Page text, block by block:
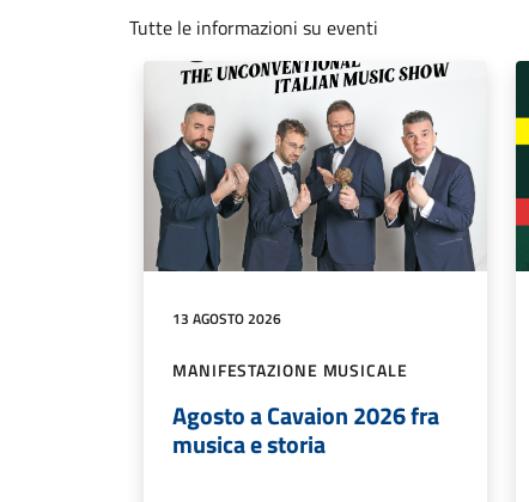
Tutte le informazioni su eventi
13 AGOSTO 2026
MANIFESTAZIONE MUSICALE
Agosto a Cavaion 2026 fra
musica e storia